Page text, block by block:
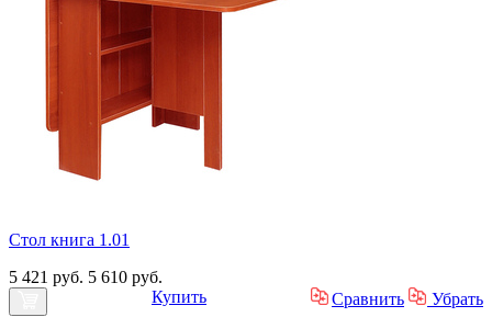
Стол книга 1.01
5 421 руб. 5 610 руб.
Купить
Сравнить
Убрать